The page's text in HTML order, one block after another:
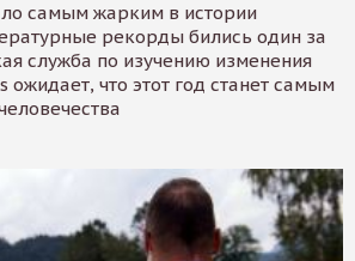
самым жарким в истории
рекорды бились один за
служба по изучению изменения
ожидает, что этот год станет самым